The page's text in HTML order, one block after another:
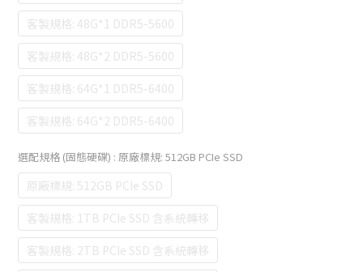
客製規格: 48G*1 DDR5-5600
客製規格: 48G*2 DDR5-5600
客製規格: 64G*1 DDR5-6400
客製規格: 64G*2 DDR5-6400
選配規格 (固態硬碟) : 原廠標規: 512GB PCIe SSD
原廠標規: 512GB PCIe SSD
客製規格: 1TB PCIe SSD 含系統轉移
客製規格: 2TB PCIe SSD 含系統轉移